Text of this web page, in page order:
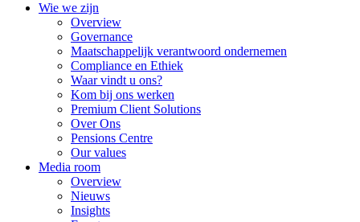
Wie we zijn
Overview
Governance
Maatschappelijk verantwoord ondernemen
Compliance en Ethiek
Waar vindt u ons?
Kom bij ons werken
Premium Client Solutions
Over Ons
Pensions Centre
Our values
Media room
Overview
Nieuws
Insights